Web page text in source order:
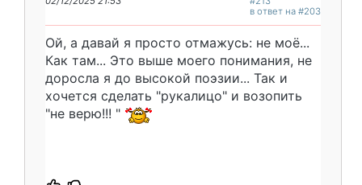
в ответ на #203
Ой, а давай я просто отмажусь: не моë...
Как там... Это выше моего понимания, не
доросла я до высокой поэзии... Так и
хочется сделать "рукалицо" и возопить
"не верю!!! "